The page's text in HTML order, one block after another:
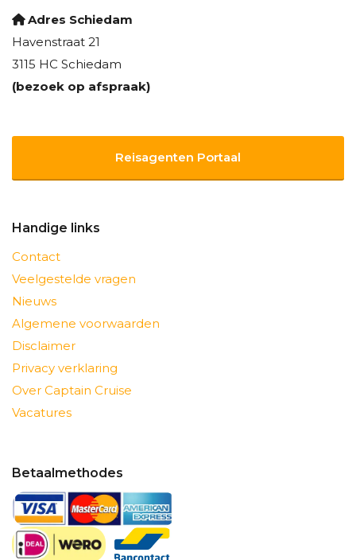
Adres Schiedam
Havenstraat 21
3115 HC Schiedam
(bezoek op afspraak)
Reisagenten Portaal
Handige links
Contact
Veelgestelde vragen
Nieuws
Algemene voorwaarden
Disclaimer
Privacy verklaring
Over Captain Cruise
Vacatures
Betaalmethodes